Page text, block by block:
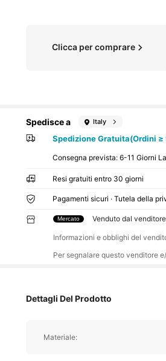
Clicca per comprare
Spedisce a Italy
Spedizione Gratuita(Ordini
Consegna prevista:6-11 Giorni
Resi gratuiti entro 30 giorni
Pagamenti sicuri · Tutela della
Mercato Venduto dal
Informazioni e obblighi del
Per segnalare questo venditore
Dettagli Del Prodotto
Materiale: